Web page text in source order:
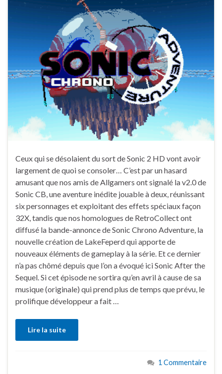
Ceux qui se désolaient du sort de Sonic 2 HD vont avoir
largement de quoi se consoler… C’est par un hasard
amusant que nos amis de Allgamers ont signalé la v2.0 de
Sonic CB, une aventure inédite jouable à deux, réunissant
six personnages et exploitant des effets spéciaux façon
32X, tandis que nos homologues de RetroCollect ont
diffusé la bande-annonce de Sonic Chrono Adventure, la
nouvelle création de LakeFeperd qui apporte de
nouveaux éléments de gameplay à la série. Et ce dernier
n’a pas chômé depuis que l’on a évoqué ici Sonic After the
Sequel. Si cet épisode ne sortira qu’en avril à cause de sa
musique (originale) qui prend plus de temps que prévu, le
prolifique développeur a fait …
Lire la suite
1 Commentaire